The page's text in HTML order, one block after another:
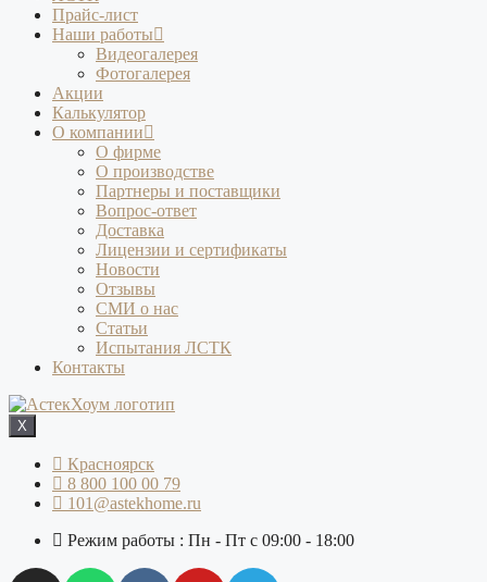
Прайс-лист
Наши работы
Видеогалерея
Фотогалерея
Акции
Калькулятор
О компании
О фирме
О производстве
Партнеры и поставщики
Вопрос-ответ
Доставка
Лицензии и сертификаты
Новости
Отзывы
СМИ о нас
Статьи
Испытания ЛСТК
Контакты
X
Красноярск
8 800 100 00 79
101@astekhome.ru
Режим работы : Пн - Пт с 09:00 - 18:00